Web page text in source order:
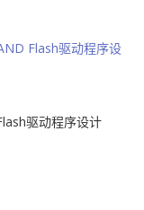
Flash驱动程序设
驱动程序设计